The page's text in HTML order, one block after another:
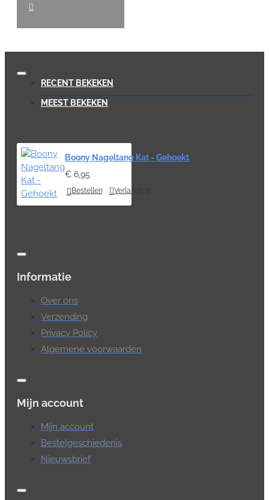
RECENT BEKEKEN
MEEST BEKEKEN
Boony Nageltang Kat - Gehoekt
€ 6,95
Bestellen Verlanglijst
Informatie
Over ons
Verzending
Privacy Policy
Algemene voorwaarden
Mijn account
Mijn account
Bestelgeschiedenis
Nieuwsbrief